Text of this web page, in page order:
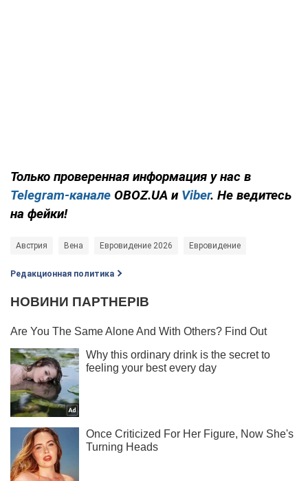
Только проверенная информация у нас в
Telegram-канале OBOZ.UA и Viber. Не ведитесь
на фейки!
Австрия Вена Евровидение 2026 Евровидение
Редакционная политика